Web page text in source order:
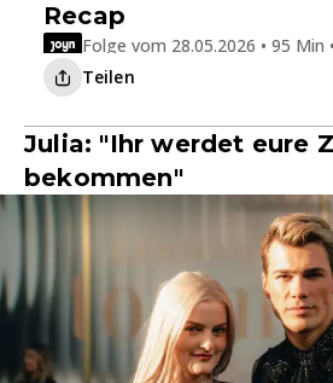
Recap
Folge vom 28.05.2026 • 95 Min
Teilen
Julia: "Ihr werdet eure
bekommen"